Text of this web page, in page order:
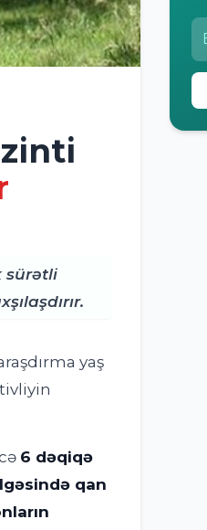
sürətli
yaş
6 dəqiqə
qan